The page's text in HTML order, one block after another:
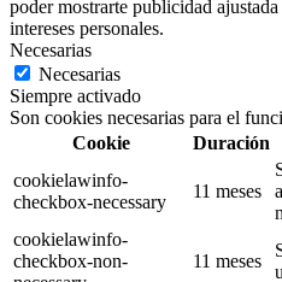
poder mostrarte publicidad
intereses personales.
Necesarias
Necesarias
Siempre activado
Son cookies necesarias para el
Cookie
Duración
cookielawinfo-
checkbox-necessary
11 meses
cookielawinfo-
checkbox-non-
11 meses